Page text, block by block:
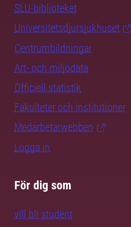
SLU-biblioteket
Universitetsdjursjukhuset
Centrumbildningar
Art- och miljödata
Officiell statistik
Fakulteter och institutioner
Medarbetarwebben
Logga in
För dig som
vill bli student